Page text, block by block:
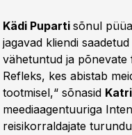
Kädi Puparti sõnul
jagavad kliendi
vähetuntud ja põnevate
Refleks, kes abistab
tootmisel,“ sõnasid
meediaagentuuriga
reisikorraldajate